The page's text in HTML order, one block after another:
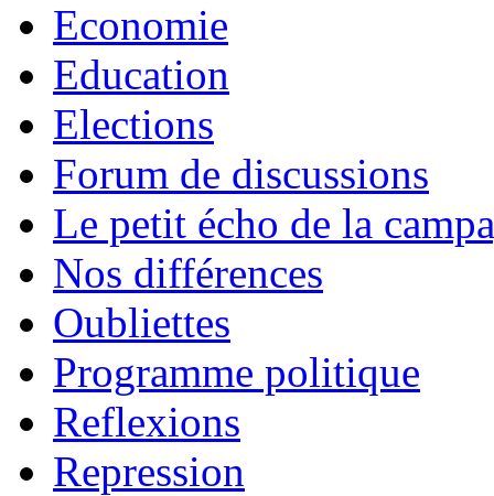
Economie
Education
Elections
Forum de discussions
Le petit écho de la
Nos différences
Oubliettes
Programme politique
Reflexions
Repression